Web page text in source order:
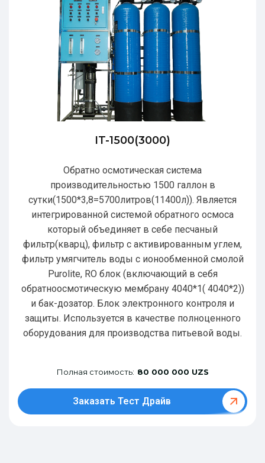
IT-1500(3000)
Обратно осмотическая система
производительностью 1500 галлон в
сутки(1500*3,8=5700литров(11400л)). Является
интегрированной системой обратного осмоса
который объединяет в себе песчаный
фильтр(кварц), фильтр с активированным углем,
фильтр умягчитель воды с ионообменной смолой
Purolite, RO блок (включающий в себя
обратноосмотическую мембрану 4040*1( 4040*2))
и бак-дозатор. Блок электронного контроля и
защиты. Используется в качестве полноценного
оборудования для производства питьевой воды.
Полная стоимость: 80 000 000 UZS
Заказать Тест Драйв